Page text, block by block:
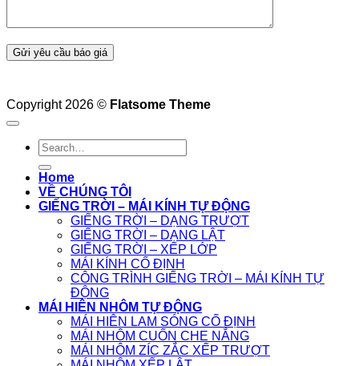
Copyright 2026 © Flatsome Theme
Home
VỀ CHÚNG TÔI
GIẾNG TRỜI – MÁI KÍNH TỰ ĐỘNG
GIẾNG TRỜI – DẠNG TRƯỢT
GIẾNG TRỜI – DẠNG LẬT
GIẾNG TRỜI – XẾP LỚP
MÁI KÍNH CỐ ĐỊNH
CÔNG TRÌNH GIẾNG TRỜI – MÁI KÍNH TỰ
ĐỘNG
MÁI HIÊN NHÔM TỰ ĐỘNG
MÁI HIÊN LAM SÓNG CỐ ĐỊNH
MÁI NHÔM CUỐN CHE NẮNG
MÁI NHÔM ZÍC ZẮC XẾP TRƯỢT